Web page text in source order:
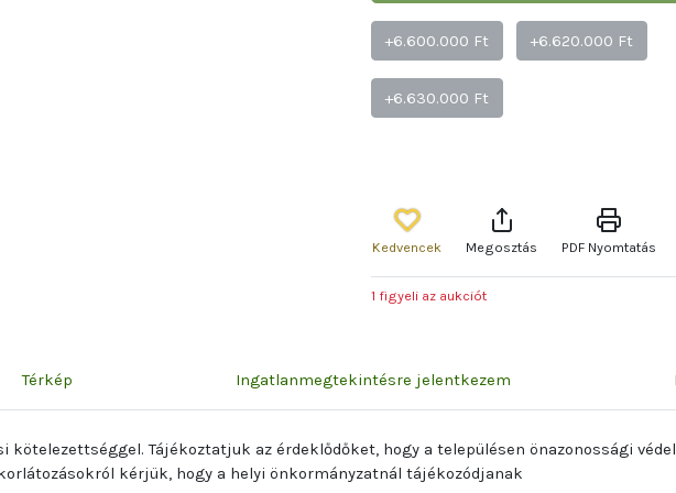
+6.600.000 Ft +6.620.000 Ft
+6.630.000 Ft
Kedvencek Megosztás PDF Nyomtatás
1 figyeli az aukciót
Térkép Ingatlanmegtekintésre jelentkezem
kötelezettséggel.Tájékoztatjuk az érdeklődőket, hogy a településen önazonossági
kérjük, hogy a helyi önkormányzatnál tájékozódjanak